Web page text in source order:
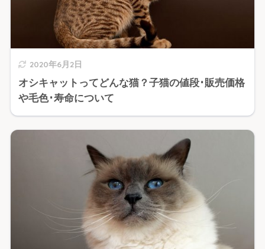
2020年6月2日
オシキャットってどんな猫？子猫の値段･販売価格
や毛色･寿命について